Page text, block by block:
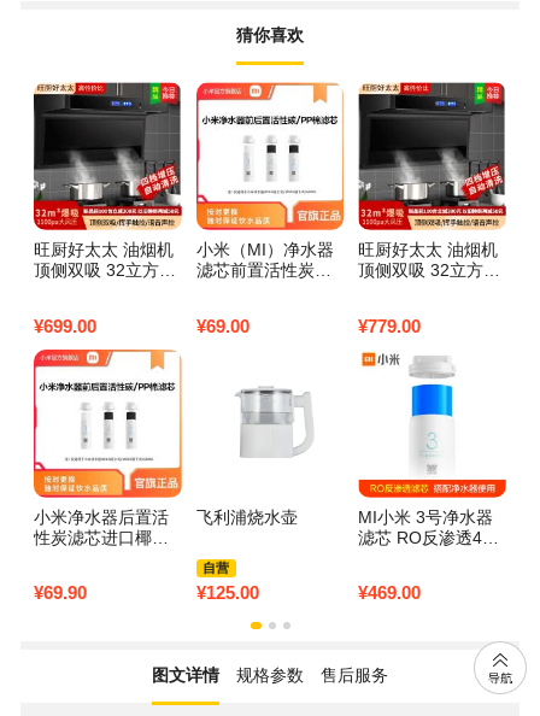
猜你喜欢
旺厨好太太 油烟机
顶侧双吸 32立方大
语音声控 触摸式
¥699.00
小米（MI）净水器
滤芯前置活性炭滤
吸附能力3600L总
¥69.00
旺厨好太太 油烟机
顶侧双吸 32立方大
语音声控 触摸式
¥779.00
小米净水器后置活
性炭滤芯进口椰壳
厨上式滤芯
¥69.90
飞利浦烧水壶
自营
¥125.00
MI小米 3号净水器
滤芯 RO反渗透400
¥469.00
图文详情 规格参数 售后服务